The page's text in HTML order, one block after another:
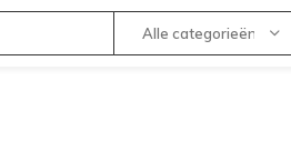
Alle categorieën